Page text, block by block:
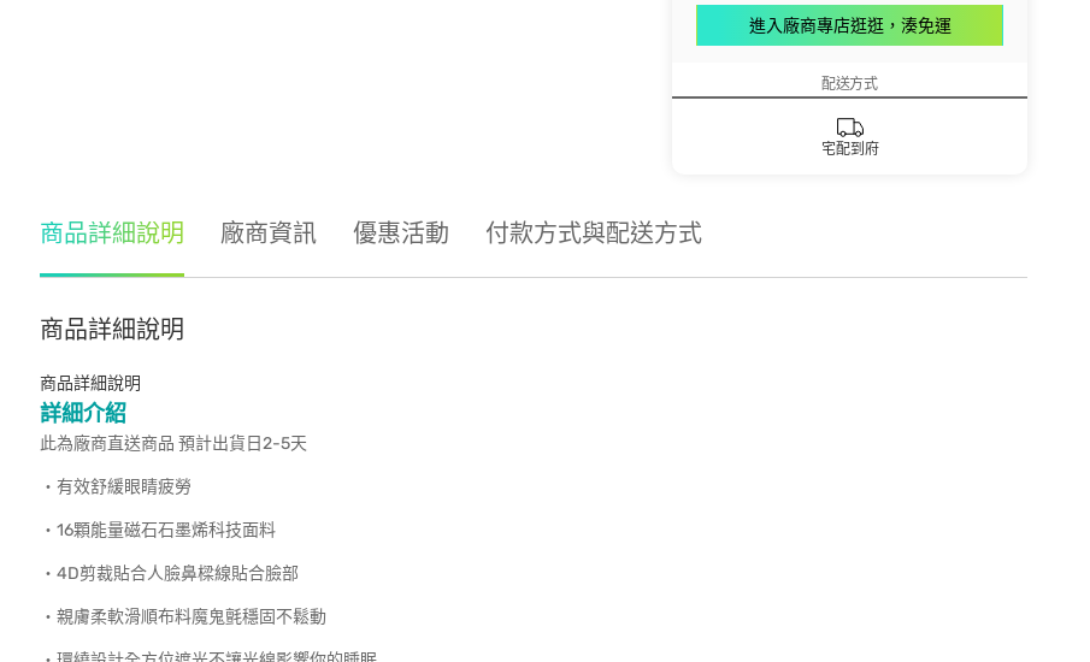
進入廠商專店逛逛，湊免運
配送方式
宅配到府
商品詳細說明 廠商資訊 優惠活動 付款方式與配送方式
商品詳細說明
商品詳細說明
詳細介紹
此為廠商直送商品 預計出貨日2-5天
‧有效舒緩眼睛疲勞
‧16顆能量磁石石墨烯科技面料
‧4D剪裁貼合人臉鼻樑線貼合臉部
‧親膚柔軟滑順布料魔鬼氈穩固不鬆動